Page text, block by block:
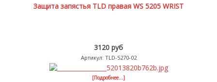
Защита запястья TLD правая WS 5205 WRIST
3120 руб
Артикул: TLD-5270-02
[Подробнее...]